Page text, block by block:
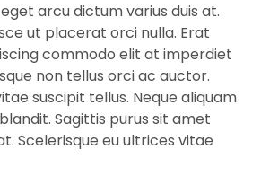
arcu dictum varius duis at.
ut placerat orci nulla. Erat
commodo elit at imperdiet
non tellus orci ac auctor.
suscipit tellus. Neque aliquam
Sagittis purus sit amet
Scelerisque eu ultrices vitae